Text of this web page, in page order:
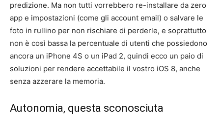
predizione. Ma non tutti vorrebbero re-installare da zero
app e impostazioni (come gli account email) o salvare le
foto in rullino per non rischiare di perderle, e soprattutto
non è così bassa la percentuale di utenti che possiedono
ancora un iPhone 4S o un iPad 2, quindi ecco un paio di
soluzioni per rendere accettabile il vostro iOS 8, anche
senza azzerare la memoria.
Autonomia, questa sconosciuta